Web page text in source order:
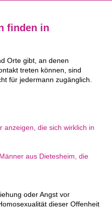
finden in
Orte gibt, an denen
treten können, sind
für jedermann zugänglich.
anzeigen, die sich wirklich in
aus Dietesheim, die
oder Angst vor
dieser Offenheit